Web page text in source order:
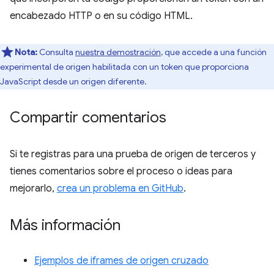
encabezado HTTP o en su código HTML.
Nota: Consulta nuestra demostración, que accede a una función
experimental de origen habilitada con un token que proporciona
JavaScript desde un origen diferente.
Compartir comentarios
Si te registras para una prueba de origen de terceros y
tienes comentarios sobre el proceso o ideas para
mejorarlo, crea un problema en GitHub.
Más información
Ejemplos de iframes de origen cruzado